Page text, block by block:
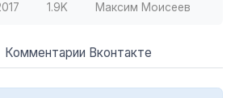
1.9K Максим Моисеев
Комментарии Вконтакте